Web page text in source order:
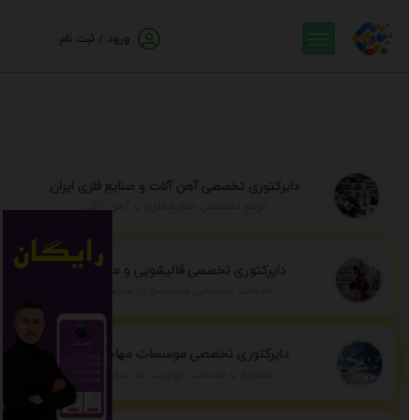
ورود / ثبت نام
دایرکتوری تخصصی آهن آلات و صنایع فلزی ایران
مرجع تخصصی صنایع فلزی و آهن آلات
دایرکتوری تخصصی قالیشویی و مبل شویی
دایرکتوری تخصصی موسسات مهاجرتی ایران
مشاوره و خدمات مهاجرت به سراسر جهان